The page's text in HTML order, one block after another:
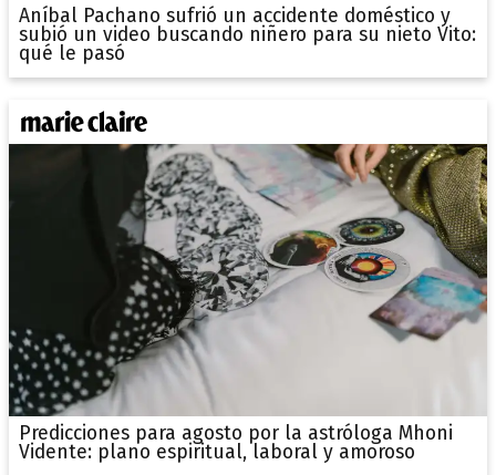
Aníbal Pachano sufrió un accidente doméstico y
subió un video buscando niñero para su nieto Vito:
qué le pasó
Predicciones para agosto por la astróloga Mhoni
Vidente: plano espiritual, laboral y amoroso